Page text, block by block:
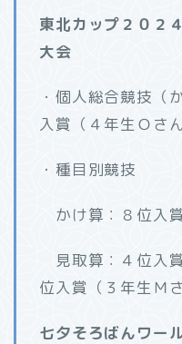
東北カップ２０
大会
・個人総合競技（
入賞（４年生Ｏさん
・種目別競技
かけ算：８位入
見取算：４位入
位入賞（３年生Ｍさ
七夕そろばんワー